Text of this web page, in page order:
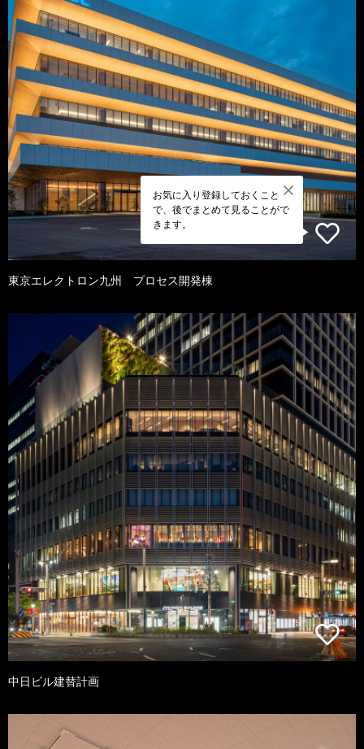
お気に入り登録しておくこと
で、後でまとめて見ることがで
きます。
東京エレクトロン九州 プロセス開発棟
中日ビル建替計画